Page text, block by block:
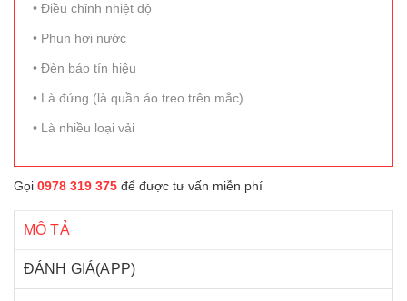
• Điều chỉnh nhiệt độ
• Phun hơi nước
• Đèn báo tín hiệu
• Là đứng (là quần áo treo trên mắc)
• Là nhiều loại vải
Gọi 0978 319 375 để được tư vấn miễn phí
MÔ TẢ
ĐÁNH GIÁ(APP)